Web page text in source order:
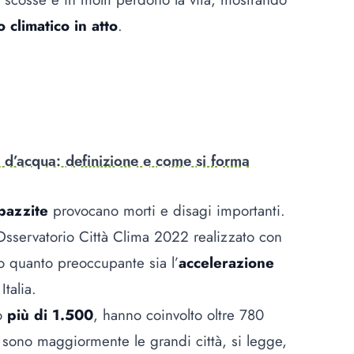
climatico in atto.
d’acqua: definizione e come si forma
provocano morti e disagi importanti.
Città Clima 2022 realizzato con
preoccupante sia l’accelerazione
più di 1.500, hanno coinvolto oltre 780
maggiormente le grandi città, si legge,